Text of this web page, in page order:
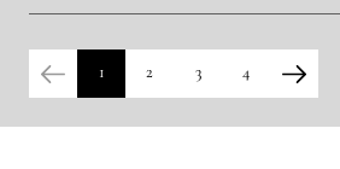
1 2 3 4